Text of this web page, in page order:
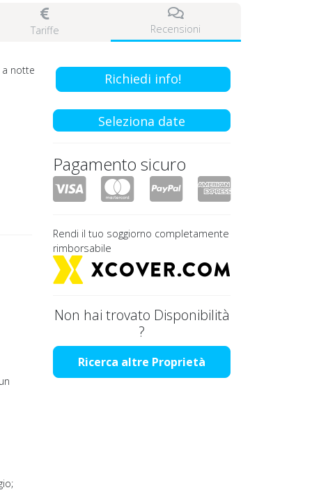
Tariffe Recensioni
a notte
Richiedi info!
Seleziona date
Pagamento sicuro
Rendi il tuo soggiorno completamente
rimborsabile
Non hai trovato Disponibilità
?
Ricerca altre Proprietà